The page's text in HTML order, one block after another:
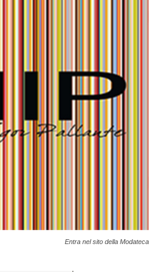
Entra nel sito della Modateca